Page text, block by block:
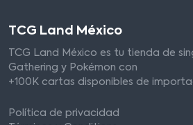
TCG Land México
TCG Land México es tu tienda de
Gathering y Pokémon con
+100K cartas disponibles de
Política de privacidad